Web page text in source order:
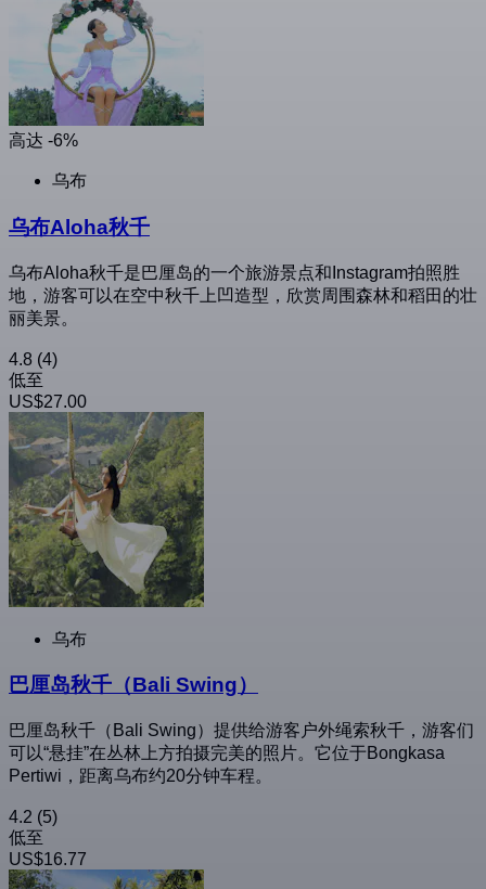
高达 -6%
乌布
乌布Aloha秋千
乌布Aloha秋千是巴厘岛的一个旅游景点和Instagram拍照胜
地，游客可以在空中秋千上凹造型，欣赏周围森林和稻田的壮
丽美景。
4.8 (4)
低至
US$27.00
乌布
巴厘岛秋千（Bali Swing）
巴厘岛秋千（Bali Swing）提供给游客户外绳索秋千，游客们
可以“悬挂”在丛林上方拍摄完美的照片。它位于Bongkasa
Pertiwi，距离乌布约20分钟车程。
4.2 (5)
低至
US$16.77